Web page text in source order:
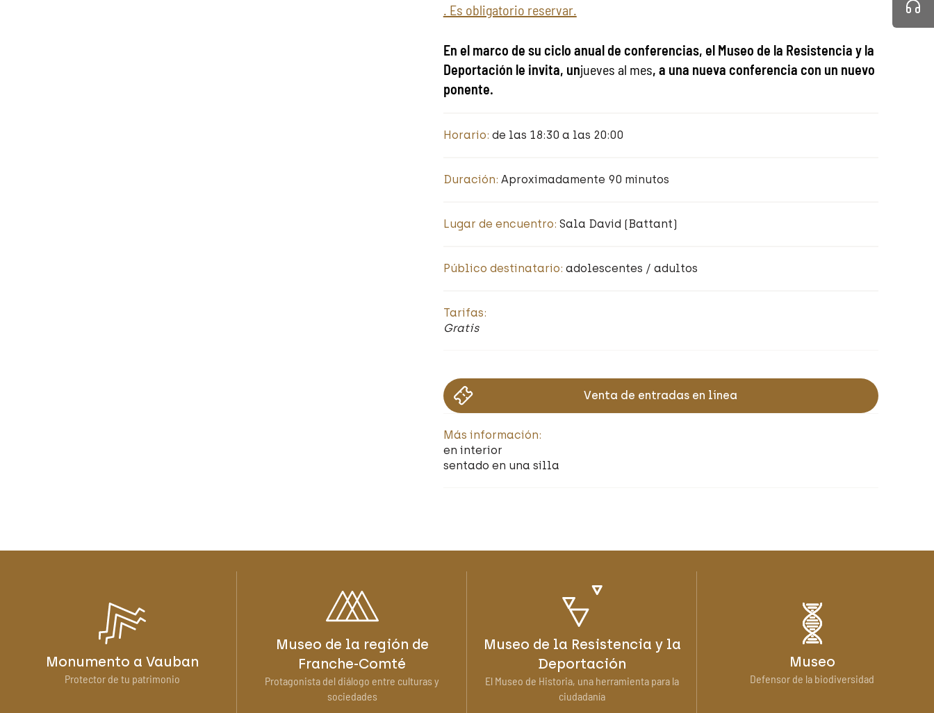
. Es obligatorio reservar.
En el marco de su ciclo anual de conferencias, el Museo de la Resistencia y la
Deportación le invita, unjueves al mes, a una nueva conferencia con un nuevo
ponente.
Horario: de las 18:30 a las 20:00
Duración: Aproximadamente 90 minutos
Lugar de encuentro: Sala David (Battant)
Público destinatario: adolescentes / adultos
Tarifas:
Gratis
Venta de entradas en línea
Más información:
en interior
sentado en una silla
Monumento a Vauban
Protector de tu patrimonio
Museo de la región de
Franche-Comté
Protagonista del diálogo entre culturas y
sociedades
Museo de la Resistencia y la
Deportación
El Museo de Historia, una herramienta para la
ciudadanía
Museo
Defensor de la biodiversidad